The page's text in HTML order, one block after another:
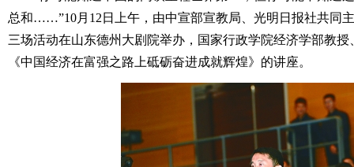
总和……”10月12日上午，由中宣部宣教局、光明日报社共同
三场活动在山东德州大剧院举办，国家行政学院经济学部教
《中国经济在富强之路上砥砺奋进成就辉煌》的讲座。